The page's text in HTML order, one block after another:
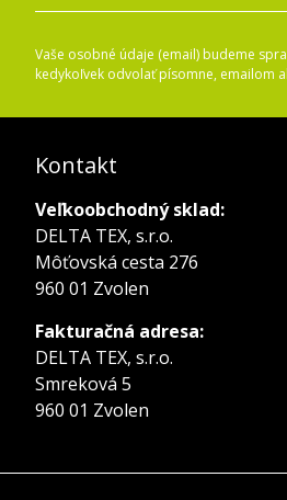
Vaše osobné údaje (email) budeme
kedykoľvek odvolať písomne, emailom
Kontakt
Veľkoobchodný sklad:
DELTA TEX, s.r.o.
Môťovská cesta 276
960 01 Zvolen
Fakturačná adresa:
DELTA TEX, s.r.o.
Smreková 5
960 01 Zvolen